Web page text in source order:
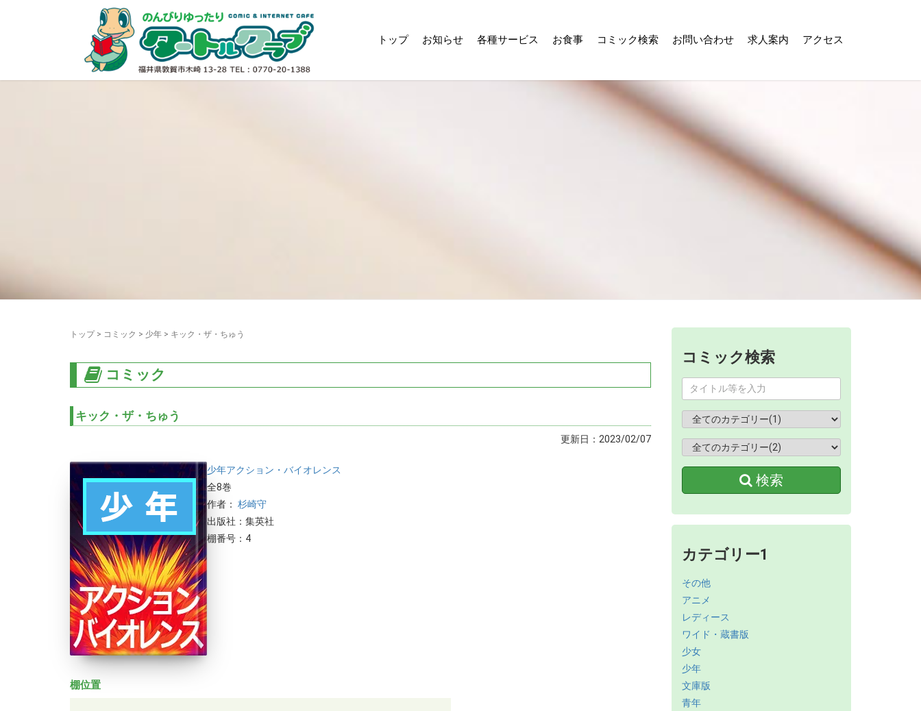
トップ お知らせ 各種サービス お食事 コミック検索 お問い合わせ 求人案内 アクセス
トップ> コミック > 少年 > キック・ザ・ちゅう
コミック
キック・ザ・ちゅう
更新日：2023/02/07
少年アクション・バイオレンス
全8巻
作者： 杉崎守
出版社：集英社
棚番号：4
棚位置
コミック検索
検索
カテゴリー1
その他
アニメ
レディース
ワイド・蔵書版
少女
少年
文庫版
青年